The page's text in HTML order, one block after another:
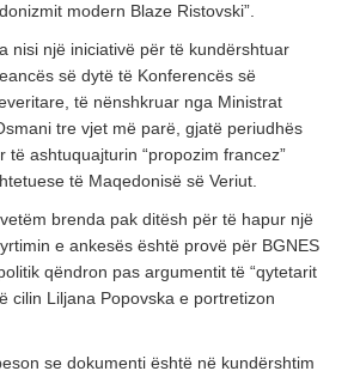
modern Blaze Ristovski”.
nisi një iniciativë për të kundërshtuar
së dytë të Konferencës së
të nënshkruar nga Ministrat
tre vjet më parë, gjatë periudhës
të ashtuquajturin “propozim francez”
të Maqedonisë së Veriut.
brenda pak ditësh për të hapur një
e ankesës është provë për BGNES
qëndron pas argumentit të “qytetarit
cilin Liljana Popovska e portretizon
se dokumenti është në kundërshtim